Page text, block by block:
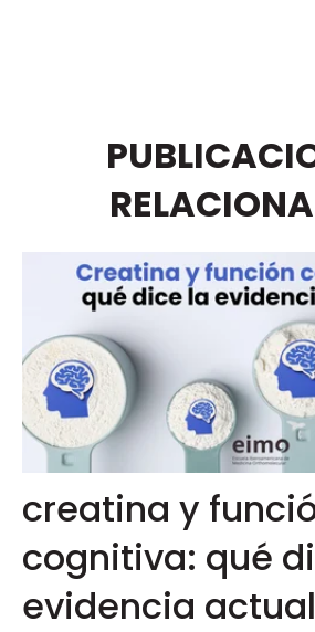
creatina y
cognitiva: qué
evidencia actual